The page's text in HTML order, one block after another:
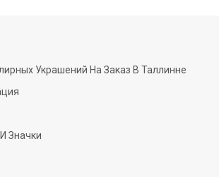
Украшений На Заказ В Таллинне
Значки